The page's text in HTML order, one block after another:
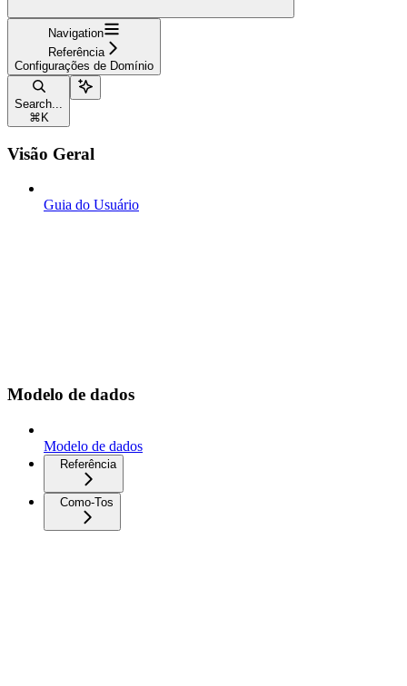
Navigation
Referência
Configurações de Domínio
Search...
⌘ K
Visão Geral
Guia do Usuário
Modelo de dados
Modelo de dados
Referência
Como-Tos